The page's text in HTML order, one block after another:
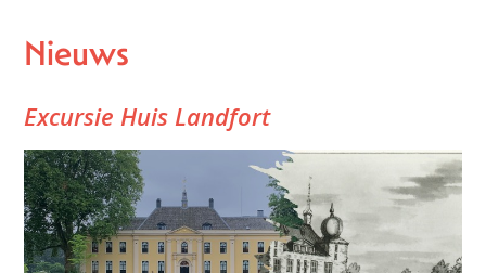
Nieuws
Excursie Huis Landfort